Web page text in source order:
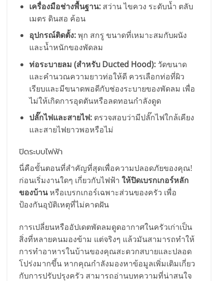
เครื่องมือช่างพื้นฐาน:สว่าน ไขควง ระดับน้ำ ตลับ
เมตร ดินสอ ค้อน
อุปกรณ์ติดตั้ง:พุก สกรู ขนาดที่เหมาะสมกับผนัง
และน้ำหนักของพัดลม
ท่อระบายลม (สำหรับ Ducted Hood):วัดขนาด
และคำนวณความยาวท่อให้ดี ควรเลือกท่อที่ผิว
เรียบและมีขนาดพอดีกับช่องระบายของพัดลม เพื่อ
ไม่ให้เกิดการอุดตันหรือลดทอนกำลังดูด
ปลั๊กไฟและสายไฟ:ตรวจสอบว่ามีปลั๊กไฟใกล้เคียง
และสายไฟยาวพอหรือไม่
ปิดระบบไฟฟ้า
นี่คือขั้นตอนที่สำคัญที่สุดเพื่อความปลอดภัยของคุณ!
ก่อนเริ่มงานใดๆ เกี่ยวกับไฟฟ้า ให้ปิดเบรกเกอร์หลัก
ของบ้านหรือเบรกเกอร์เฉพาะส่วนของครัว เพื่อ
ป้องกันอุบัติเหตุที่ไม่คาดฝัน
การเปลี่ยนหรืออัปเดตพัดลมดูดอากาศในครัวเก่าเป็น
สิ่งที่หลายคนมองข้าม แต่จริงๆ แล้วมันสามารถทำให้
การทำอาหารในบ้านของคุณสะดวกสบายและปลอด
โปร่งมากขึ้น หากคุณกำลังมองหาข้อมูลเพิ่มเติมเกี่ยว
กับการปรับปรุงครัว สามารถอ่านบทความที่น่าสนใจ